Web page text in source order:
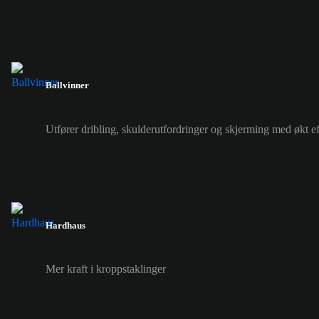
Ballvinner
Utfører dribling, skulderutfordringer og skjerming med økt
Hardhaus
Mer kraft i kroppstaklinger